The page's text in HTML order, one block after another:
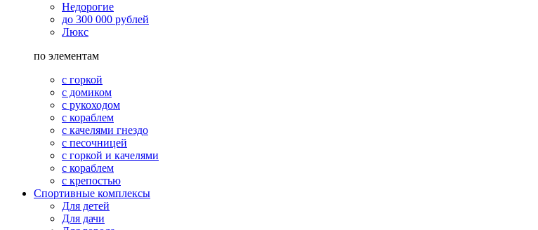
Недорогие
до 300 000 рублей
Люкс
по элементам
с горкой
с домиком
с рукоходом
с кораблем
с качелями гнездо
с песочницей
с горкой и качелями
с кораблем
с крепостью
Спортивные комплексы
Для детей
Для дачи